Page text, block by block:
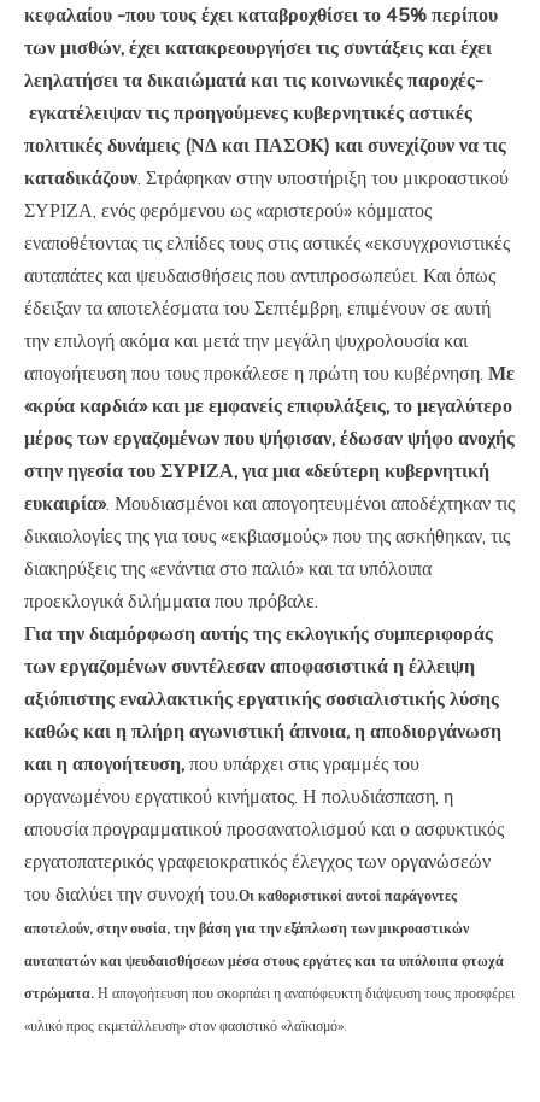
κεφαλαίου -που τους έχει καταβροχθίσει το 45% περίπου
των μισθών, έχει κατακρεουργήσει τις συντάξεις και έχει
λεηλατήσει τα δικαιώματά και τις κοινωνικές παροχές-
εγκατέλειψαν τις προηγούμενες κυβερνητικές αστικές
πολιτικές δυνάμεις (ΝΔ και ΠΑΣΟΚ) και συνεχίζουν να τις
καταδικάζουν . Στράφηκαν στην υποστήριξη του μικροαστικού
ΣΥΡΙΖΑ, ενός φερόμενου ως «αριστερού» κόμματος
εναποθέτοντας τις ελπίδες τους στις αστικές «εκσυγχρονιστικές
αυταπάτες και ψευδαισθήσεις που αντιπροσωπεύει. Και όπως
έδειξαν τα αποτελέσματα του Σεπτέμβρη, επιμένουν σε αυτή
την επιλογή ακόμα και μετά την μεγάλη ψυχρολουσία και
απογοήτευση που τους προκάλεσε η πρώτη του κυβέρνηση. Με
«κρύα καρδιά» και με εμφανείς επιφυλάξεις, το μεγαλύτερο
μέρος των εργαζομένων που ψήφισαν, έδωσαν ψήφο ανοχής
στην ηγεσία του ΣΥΡΙΖΑ, για μια «δεύτερη κυβερνητική
ευκαιρία». Μουδιασμένοι και απογοητευμένοι αποδέχτηκαν τις
δικαιολογίες της για τους «εκβιασμούς» που της ασκήθηκαν, τις
διακηρύξεις της «ενάντια στο παλιό» και τα υπόλοιπα
προεκλογικά διλήμματα που πρόβαλε.
Για την διαμόρφωση αυτής της εκλογικής συμπεριφοράς
των εργαζομένων συντέλεσαν αποφασιστικά η έλλειψη
αξιόπιστης εναλλακτικής εργατικής σοσιαλιστικής λύσης
καθώς και η πλήρη αγωνιστική άπνοια, η αποδιοργάνωση
και η απογοήτευση, που υπάρχει στις γραμμές του
οργανωμένου εργατικού κινήματος. Η πολυδιάσπαση, η
απουσία προγραμματικού προσανατολισμού και ο ασφυκτικός
εργατοπατερικός γραφειοκρατικός έλεγχος των οργανώσεών
του διαλύει την συνοχή του. Οι καθοριστικοί αυτοί παράγοντες
αποτελούν, στην ουσία, την βάση για την εξάπλωση των μικροαστικών
αυταπατών και ψευδαισθήσεωνμέσα στους εργάτες και τα υπόλοιπα φτωχά
στρώματα. Η απογοήτευση που σκορπάει η αναπόφευκτη διάψευση τους προσφέρει
«υλικό προς εκμετάλλευση» στον φασιστικό «λαϊκισμό».